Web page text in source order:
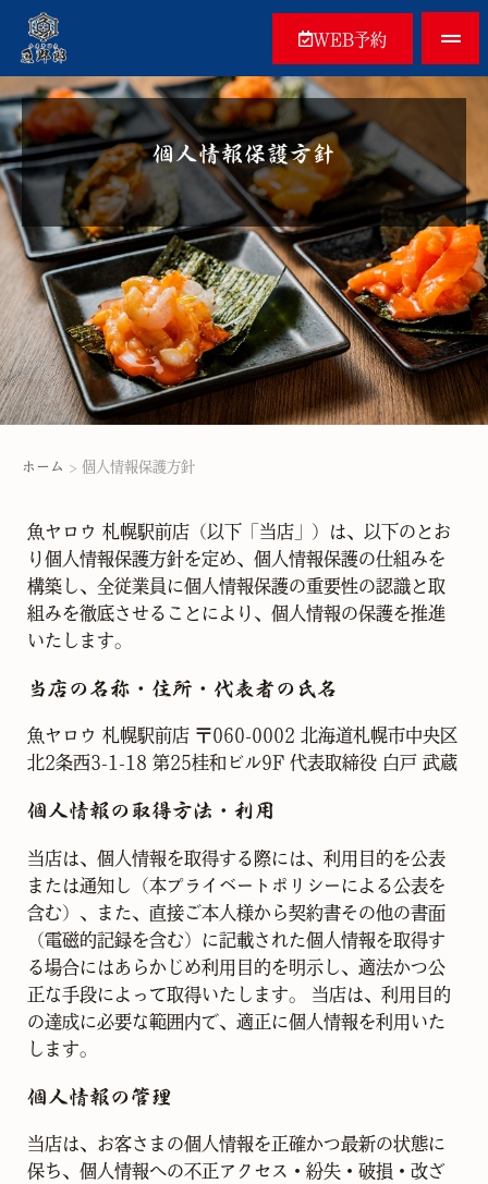
WEB予約
個人情報保護方針
ホーム > 個人情報保護方針
⿂ヤロウ 札幌駅前店（以下「当店」）は、以下のとお
り個人情報保護方針を定め、個人情報保護の仕組みを
構築し、全従業員に個人情報保護の重要性の認識と取
組みを徹底させることにより、個人情報の保護を推進
いたします。
当店の名称・住所・代表者の氏名
⿂ヤロウ 札幌駅前店 〒060-0002 北海道札幌市中央区
北2条西3-1-18 第25桂和ビル9F 代表取締役 ⽩⼾ 武蔵
個⼈情報の取得⽅法・利⽤
当店は、個⼈情報を取得する際には、利⽤⽬的を公表
または通知し（本プライベートポリシーによる公表を
含む）、また、直接ご本⼈様から契約書その他の書⾯
（電磁的記録を含む）に記載された個⼈情報を取得す
る場合にはあらかじめ利⽤⽬的を明⽰し、適法かつ公
正な⼿段によって取得いたします。 当店は、利⽤⽬的
の達成に必要な範囲内で、適正に個⼈情報を利⽤いた
します。
個人情報の管理
当店は、お客さまの個人情報を正確かつ最新の状態に
保ち、個人情報への不正アクセス・紛失・破損・改ざ